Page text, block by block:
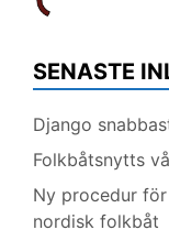
SENASTE
Django
Folkbåtsnytts
Ny procedur
nordisk folkbåt